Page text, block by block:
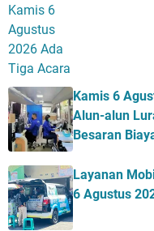
Kamis 6
Alun-alun
Besaran
Layanan
6 Agustus